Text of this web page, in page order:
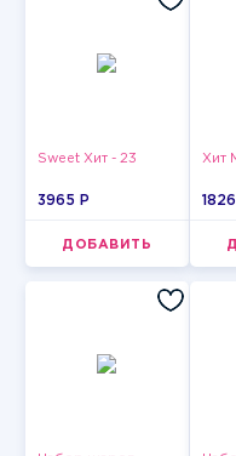
Sweet Хит - 23
3965 P
ДОБАВИТЬ
Хит